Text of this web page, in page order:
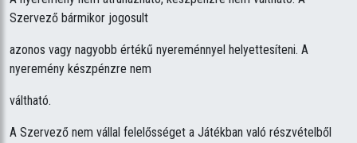
Szervező bármikor jogosult
azonos vagy nagyobb értékű nyereménnyel helyettesíteni. A
nyeremény készpénzre nem
váltható.
A Szervező nem vállal felelősséget a Játékban való részvételből